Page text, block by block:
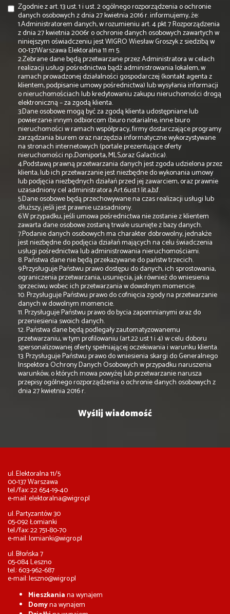
Zgodnie z art. 13 ust. 1 i ust. 2 ogólnego rozporządzenia o ochronie
danych osobowych z dnia 27 kwietnia 2016 r. informujemy, że:
1.Administratorem danych, w rozumieniu art. 4 pkt 7 Rozporządzenia
z dnia 27 kwietnia 2006r o ochronie danych osobowych zawartych w
niniejszym oświadczeniu jest WIGRO Wiesław Groszyk z siedzibą w
00-137Warszawa Elektoralna 11 m 5.
2.Zebrane dane będą przetwarzane przez Administratora w celach
realizacji usługi pośrednictwa bądź administrowania lokalem, w
ramach prowadzonej działalności gospodarczej (kontakt agenta z
klientem, podpisanie umowy pośrednictwa) lub wysyłania informacji
o nieruchomościach lub kredytowaniu zakupu nieruchomości drogą
elektroniczną – za zgodą klienta.
3.Dane osobowe mogą być za zgodą klienta udostępniane lub
powierzane innym odbiorcom (biuro notarialne, inne biuro
nieruchomości w ramach współpracy, firmy dostarczające programy
zarządzania biurem oraz narzędzia informatyczne wykorzystywane
na stronach internetowych (portale prezentujące oferty
nieruchomości np.;Domiporta, MLS,oraz Galactica).
4.Podstawą prawną przetwarzania danych jest zgoda udzielona przez
klienta, lub ich przetwarzanie jest niezbędne do wykonania umowy
lub podjęcia niezbędnych działań przed jej zawarciem, oraz prawnie
uzasadniony cel administratora Art.6ust.1 lit.a,b,f.
5.Dane osobowe będą przechowywane na czas realizacji usługi lub
dłuższy, jeśli jest prawnie uzasadniony.
6.W przypadku, jeśli umowa pośrednictwa nie zostanie z klientem
zawarta dane osobowe zostaną trwale usunięte z bazy danych.
7.Podanie danych osobowych ma charakter dobrowolny, jednakże
jest niezbędne do podjęcia działań mających na celu świadczenia
usługi pośrednictwa lub administrowania nieruchomościami.
8. Państwa dane nie będą przekazywane do państw trzecich.
9.Przysługuje Państwu prawo dostępu do danych, ich sprostowania,
ograniczenia przetwarzania, usunięcia, jak również do wniesienia
sprzeciwu wobec ich przetwarzania w dowolnym momencie.
10. Przysługuje Państwu prawo do cofnięcia zgody na przetwarzanie
danych w dowolnym momencie.
11. Przysługuje Państwu prawo do bycia zapomnianymi oraz do
przeniesienia swoich danych.
12. Państwa dane będą podlegały zautomatyzowanemu
przetwarzaniu, w tym profilowaniu (art.22 ust 1 i 4) w celu doboru
spersonalizowanej oferty spełniającej oczekiwania i warunku klienta.
13. Przysługuje Państwu prawo do wniesienia skargi do Generalnego
Inspektora Ochrony Danych Osobowych w przypadku naruszenia
warunków, o których mowa powyżej lub przetwarzanie narusza
przepisy ogólnego rozporządzenia o ochronie danych osobowych z
dnia 27 kwietnia 2016 r.
ul. Elektoralna 11/5
00-137 Warszawa
tel./fax: 22 654-19-40
e-mail:elektoralna@wigro.pl
ul. Partyzantów 30
05-092 Łomianki
tel./fax: 22 751-80-70
e-mail:lomianki@wigro.pl
ul. Błońska 7
05-084 Leszno
tel.: 603-962-687
e-mail:leszno@wigro.pl
Mieszkaniana wynajem
Domyna wynajem